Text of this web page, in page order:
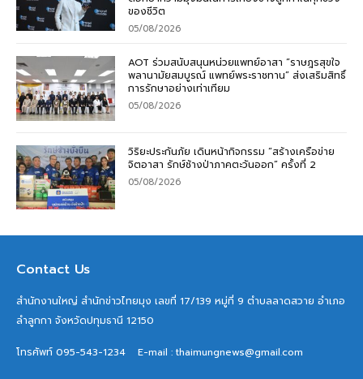
ของชีวิต
05/08/2026
AOT ร่วมสนับสนุนหน่วยแพทย์อาสา “ราษฎรสุขใจ
พลานามัยสมบูรณ์ แพทย์พระราชทาน” ส่งเสริมสิทธิ์
การรักษาอย่างเท่าเทียม
05/08/2026
วิริยะประกันภัย เดินหน้ากิจกรรม “สร้างเครือข่าย
จิตอาสา รักษ์ช้างป่าภาคตะวันออก” ครั้งที่ 2
05/08/2026
Contact Us
สำนักงานใหญ่ สำนักข่าวไทยมุง เลขที่ 17/139 หมู่ที่ 9 ตำบลลาดสวาย อำเภอ
ลำลูกกา จังหวัดปทุมธานี 12150
โทรศัพท์ 095-543-1234 E-mail : thaimungnews@gmail.com